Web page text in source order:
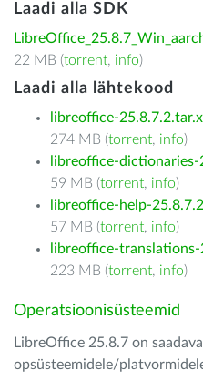
Laadi alla SDK
22 MB (torrent, info)
Laadi alla lähtekood
libreoffice-
274 MB (torrent, info)
libreoffice-dictionaries-
59 MB (torrent, info)
libreoffice-help-
57 MB (torrent, info)
libreoffice-
223 MB (torrent, info)
Operatsioonisüsteemid
LibreOffice 25.8.7 on
opsüsteemidele/